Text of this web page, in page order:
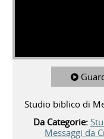
Studio biblico di
Da Categorie:
Messaggi da